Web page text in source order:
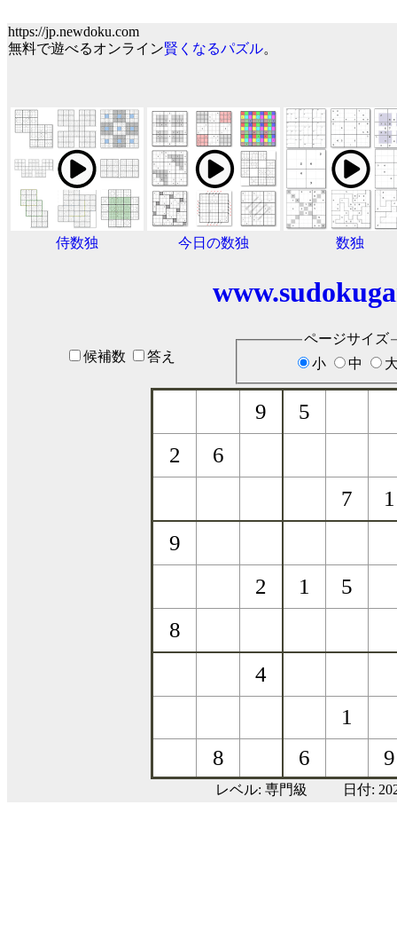
https://jp.newdoku.com
無料で遊べるオンライン賢くなるパズル。
侍数独 今日の数独 数独
候補数 答え
ページサイズ
小
中
レベル: 専門級 日付: